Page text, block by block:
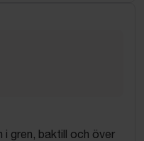
gren, baktill och över